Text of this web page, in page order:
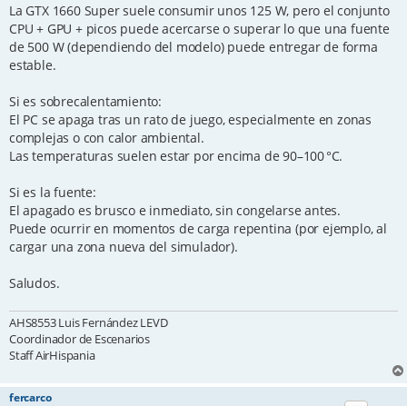
La GTX 1660 Super suele consumir unos 125 W, pero el conjunto
CPU + GPU + picos puede acercarse o superar lo que una fuente
de 500 W (dependiendo del modelo) puede entregar de forma
estable.
Si es sobrecalentamiento:
El PC se apaga tras un rato de juego, especialmente en zonas
complejas o con calor ambiental.
Las temperaturas suelen estar por encima de 90–100 °C.
Si es la fuente:
El apagado es brusco e inmediato, sin congelarse antes.
Puede ocurrir en momentos de carga repentina (por ejemplo, al
cargar una zona nueva del simulador).
Saludos.
AHS8553 Luis Fernández LEVD
Coordinador de Escenarios
Staff AirHispania
fercarco